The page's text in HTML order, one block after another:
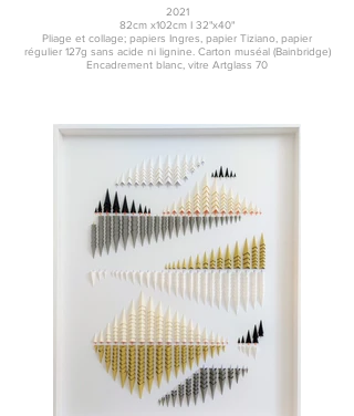
2021
82cm x102cm I 32"x40"
Pliage et collage; papiers Ingres, papier Tiziano, papier
régulier 127g sans acide ni lignine. Carton muséal (Bainbridge)
Encadrement blanc, vitre Artglass 70